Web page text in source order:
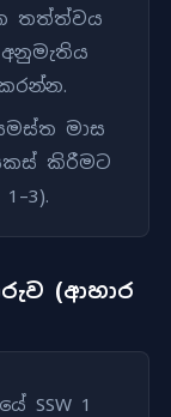
තත්ත්වය
මාස
කිරීමට
(ආහාර
SSW 1